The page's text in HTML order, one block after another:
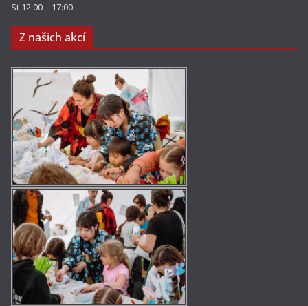
St 12:00 – 17:00
Z našich akcí